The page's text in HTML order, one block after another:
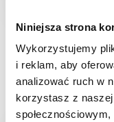
Niniejsza strona
Wykorzystujemy
i reklam, aby
analizować ruch w
korzystasz z